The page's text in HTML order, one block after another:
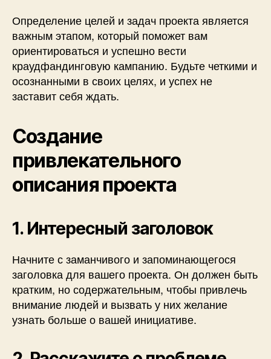
Определение целей и задач проекта является
важным этапом, который поможет вам
ориентироваться и успешно вести
краудфандинговую кампанию. Будьте четкими и
осознанными в своих целях, и успех не
заставит себя ждать.
Создание
привлекательного
описания проекта
1. Интересный заголовок
Начните с заманчивого и запоминающегося
заголовка для вашего проекта. Он должен быть
кратким, но содержательным, чтобы привлечь
внимание людей и вызвать у них желание
узнать больше о вашей инициативе.